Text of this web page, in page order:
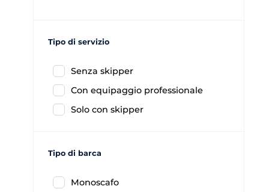
Tipo di servizio
Senza skipper
Con equipaggio professionale
Solo con skipper
Tipo di barca
Monoscafo